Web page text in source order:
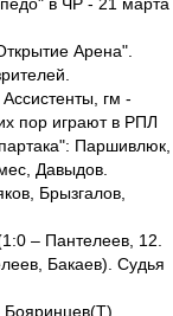
Арена".
гм -
пор играют в РПЛ
Паршивлюк,
Давыдов.
Брызгалов,
– Пантелеев, 12.
Бакаев). Судья